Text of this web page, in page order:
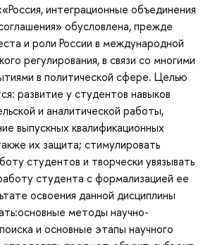
интеграционные объединения
обусловлена, прежде
и роли России в международной
регулирования, в связи со многими
в политической сфере. Целью
развитие у студентов навыков
и аналитической работы,
выпускных квалификационных
их защита; стимулировать
студентов и творчески увязывать
студента с формализацией ее
освоения данной дисциплины
методы научно-
и основные этапы научного